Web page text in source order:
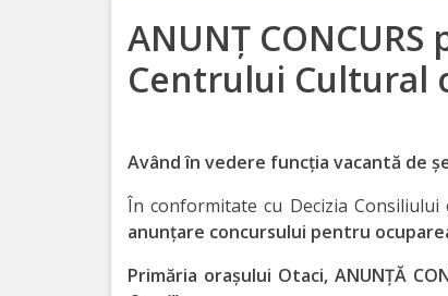
orașului
Simbolurile
Personalități
marcante
Turism
ANUNŢ
Centrului Cultural
Având în vedere funcţia vacantă de
În conformitate cu Decizia Consiliului
anunţare concursului pentru
Primăria oraşului Otaci, ANUNŢĂ